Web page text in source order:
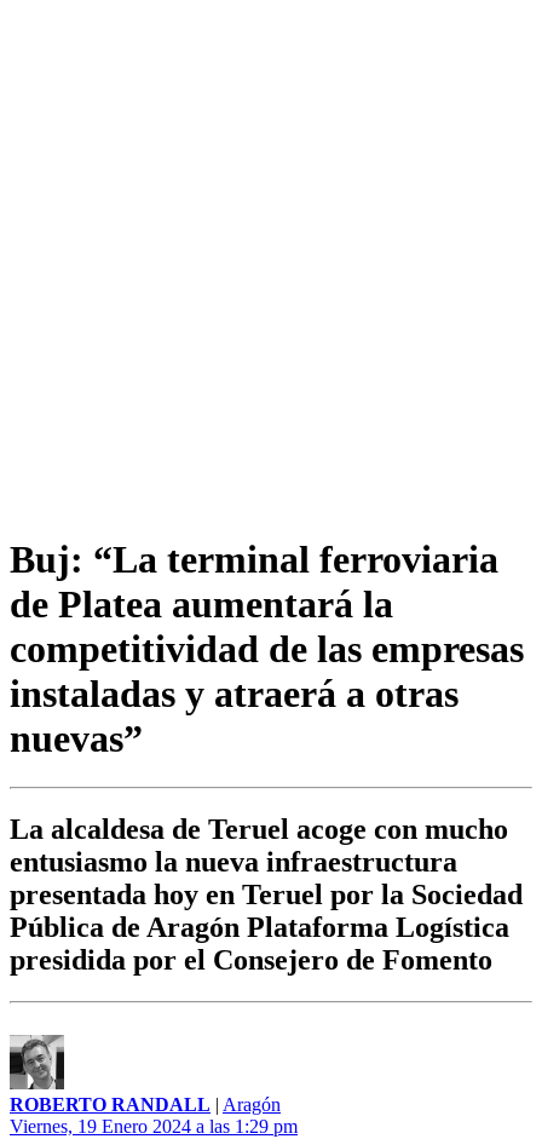
Buj: “La terminal ferroviaria
de Platea aumentará la
competitividad de las empresas
instaladas y atraerá a otras
nuevas”
La alcaldesa de Teruel acoge con mucho
entusiasmo la nueva infraestructura
presentada hoy en Teruel por la Sociedad
Pública de Aragón Plataforma Logística
presidida por el Consejero de Fomento
ROBERTO RANDALL | Aragón
Viernes, 19 Enero 2024 a las 1:29 pm